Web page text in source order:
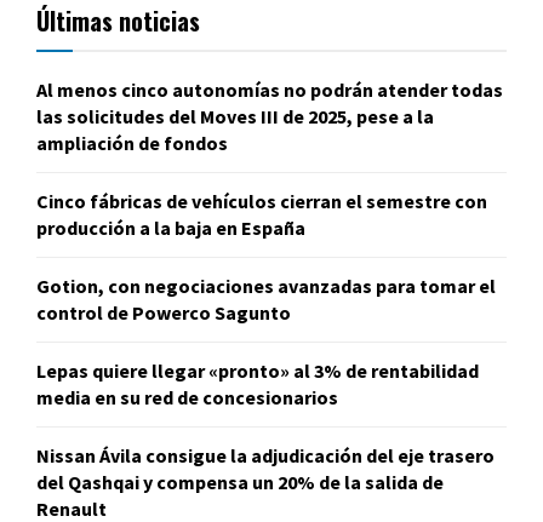
Últimas noticias
Al menos cinco autonomías no podrán atender todas
las solicitudes del Moves III de 2025, pese a la
ampliación de fondos
Cinco fábricas de vehículos cierran el semestre con
producción a la baja en España
Gotion, con negociaciones avanzadas para tomar el
control de Powerco Sagunto
Lepas quiere llegar «pronto» al 3% de rentabilidad
media en su red de concesionarios
Nissan Ávila consigue la adjudicación del eje trasero
del Qashqai y compensa un 20% de la salida de
Renault